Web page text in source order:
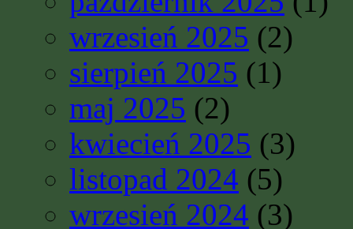
wrzesień 2025 (2)
sierpień 2025 (1)
maj 2025 (2)
kwiecień 2025 (3)
listopad 2024 (5)
wrzesień 2024 (3)